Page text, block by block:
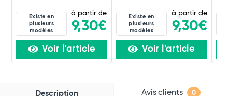
Existe en
plusieurs
modèles
à partir de
9,30€
Voir l'article
Existe en
plusieurs
modèles
à partir de
9,30€
Voir l'article
Description Avis clients 0